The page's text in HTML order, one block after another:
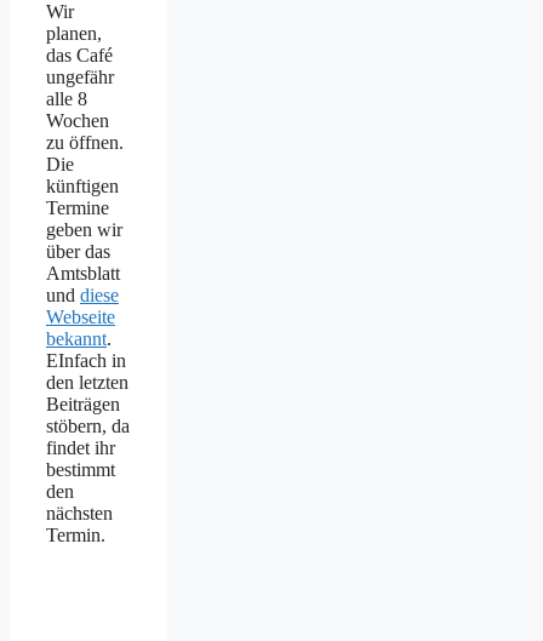
Wir
planen,
das Café
ungefähr
alle 8
Wochen
zu öffnen.
Die
künftigen
Termine
geben wir
über das
Amtsblatt
und diese
Webseite
bekannt.
EInfach in
den letzten
Beiträgen
stöbern, da
findet ihr
bestimmt
den
nächsten
Termin.